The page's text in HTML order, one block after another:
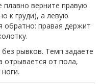
плавно верните правую
к груди), а левую
обратно: правая держит
рывков. Темп задаете
отрывается от пола,